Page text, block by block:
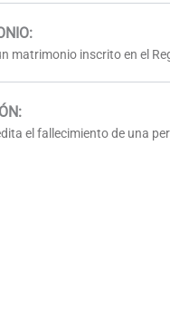
matrimonio inscrito en el
:
el fallecimiento de una